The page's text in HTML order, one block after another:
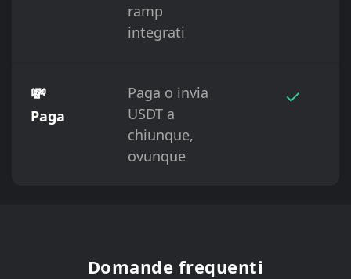
ramp
integrati
💸
Paga
Paga o invia
USDT a
chiunque,
ovunque
✓
Domande frequenti